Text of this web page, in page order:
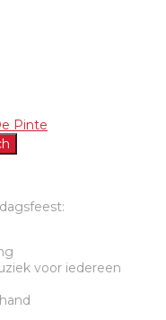
Pinte
voor iedereen